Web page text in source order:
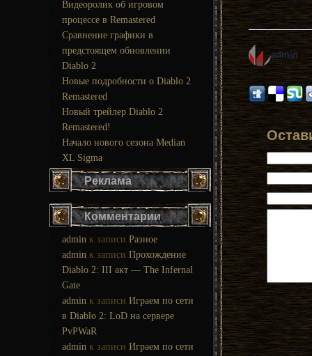
Видеоролик об игровом
процессе в Remastered
Сравнение графики в
предстоящем обновлении
Diablo 2
Новые подробности о Diablo 2
Remastered
Новый трейлер Diablo 2
Remastered!
Начало нового сезона Median
XL Sigma
Реклама
Комментарии
admin к записи Разное
admin к записи Прохождение
Diablo 2: III акт — The Infernal
Gate
admin к записи Играем по сети
в Diablo 2: LoD на сервере
PvPWaR
admin к записи Играем по сети
admin